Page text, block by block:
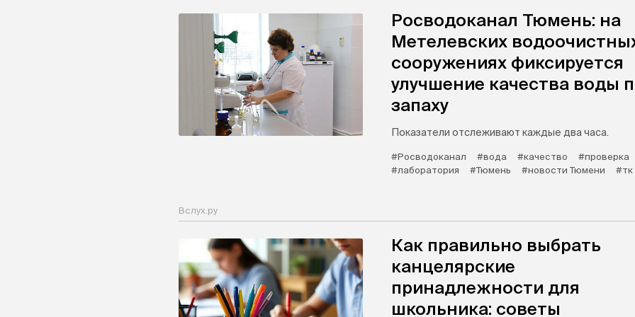
Росводоканал Тюмень: на
Метелевских
сооружениях фиксируется
улучшение качества воды
запаху
Показатели отслеживают каждые два часа.
#Росводоканал #вода #качество
#проверка
#лаборатория
#Тюмень #новости Тюмени #тк
Вслух.ру
Как правильно выбрать
канцелярские
принадлежности для
школьника: советы